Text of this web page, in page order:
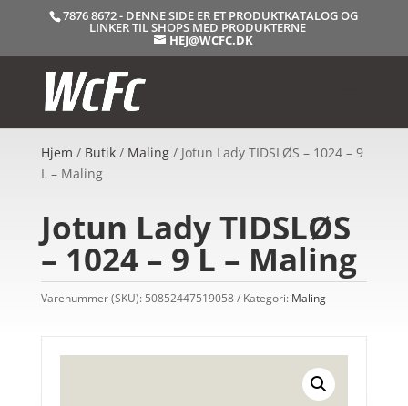
7876 8672 - DENNE SIDE ER ET PRODUKTKATALOG OG
LINKER TIL SHOPS MED PRODUKTERNE
HEJ@WCFC.DK
Hjem / Butik/ Maling/ Jotun Lady TIDSLØS – 1024 – 9
L – Maling
Jotun Lady TIDSLØS
– 1024 – 9 L – Maling
Varenummer (SKU): 50852447519058 Kategori: Maling